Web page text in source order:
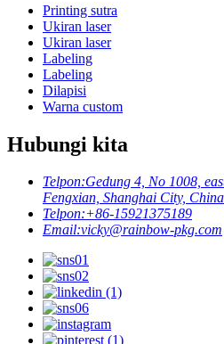
Printing sutra
Ukiran laser
Ukiran laser
Labeling
Labeling
Dilapisi
Warna custom
Hubungi kita
Telpon:Gedung 4, No 1008,
Fengxian, Shanghai City, China
Telpon:+86-15921375189
Email:vicky@rainbow-pkg.com